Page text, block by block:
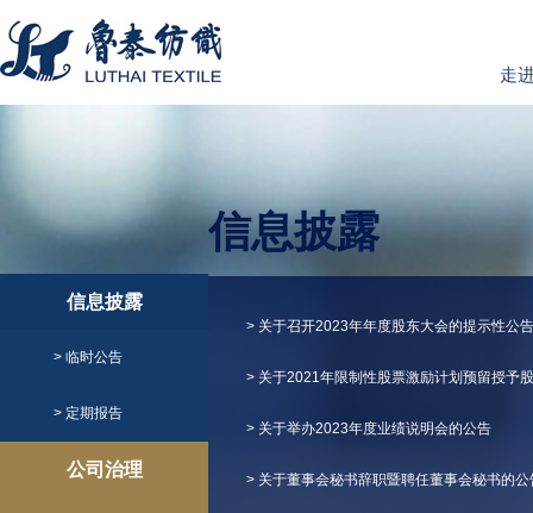
走
信息披露
> 临时公告
> 定期报告
公司治理
信息披露
> 关于召开2023年年度股东大会的提示性公告
> 关于2021年限制性股票激励计划预留授予
> 关于举办2023年度业绩说明会的公告
> 关于董事会秘书辞职暨聘任董事会秘书的公